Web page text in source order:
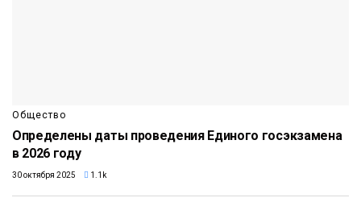
Общество
Определены даты проведения Единого госэкзамена
в 2026 году
30 октября 2025 1.1k